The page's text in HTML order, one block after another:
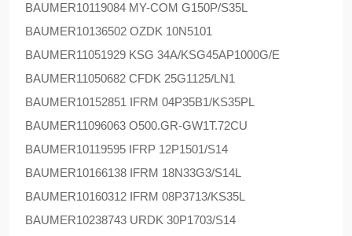
BAUMER10119084 MY-COM G150P/S35L
BAUMER10136502 OZDK 10N5101
BAUMER11051929 KSG 34A/KSG45AP1000G/E
BAUMER11050682 CFDK 25G1125/LN1
BAUMER10152851 IFRM 04P35B1/KS35PL
BAUMER11096063 O500.GR-GW1T.72CU
BAUMER10119595 IFRP 12P1501/S14
BAUMER10166138 IFRM 18N33G3/S14L
BAUMER10160312 IFRM 08P3713/KS35L
BAUMER10238743 URDK 30P1703/S14